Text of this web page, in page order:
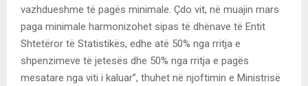
vazhdueshme të pagës minimale. Çdo vit, në muajin mars
paga minimale harmonizohet sipas të dhënave të Entit
Shtetëror të Statistikës, edhe atë 50% nga rritja e
shpenzimeve të jetesës dhe 50% nga rritja e pagës
mesatare nga viti i kaluar”, thuhet në njoftimin e Ministrisë